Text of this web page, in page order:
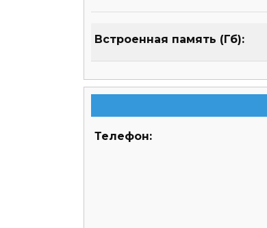
Встроенная память (Гб):
Телефон: